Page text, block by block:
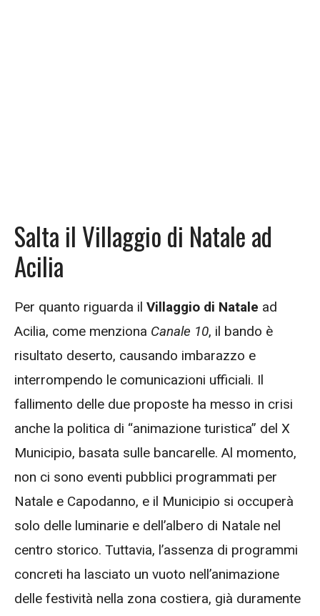
Salta il Villaggio di Natale ad
Acilia
Per quanto riguarda il Villaggio di Natale ad
Acilia, come menziona Canale 10, il bando è
risultato deserto, causando imbarazzo e
interrompendo le comunicazioni ufficiali. Il
fallimento delle due proposte ha messo in crisi
anche la politica di “animazione turistica” del X
Municipio, basata sulle bancarelle. Al momento,
non ci sono eventi pubblici programmati per
Natale e Capodanno, e il Municipio si occuperà
solo delle luminarie e dell’albero di Natale nel
centro storico. Tuttavia, l’assenza di programmi
concreti ha lasciato un vuoto nell’animazione
delle festività nella zona costiera, già duramente